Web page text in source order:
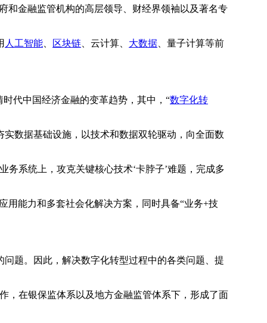
和金融监管机构的高层领导、财经界领袖以及著名专
人工智能 区块链 、云计算、 大数据 、量子计算等前
代中国经济金融的变革趋势，其中，“数字化转
数据基础设施，以技术和数据双轮驱动，向全面数
系统上，攻克关键核心技术‘卡脖子’难题，完成多
用能力和多套社会化解决方案，同时具备“业务+技
题。因此，解决数字化转型过程中的各类问题、提
，在银保监体系以及地方金融监管体系下，形成了面